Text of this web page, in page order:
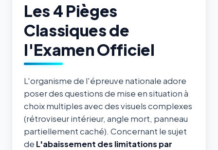
Les 4 Pièges
Classiques de
l'Examen Officiel
L'organisme de l'épreuve nationale adore
poser des questions de mise en situation à
choix multiples avec des visuels complexes
(rétroviseur intérieur, angle mort, panneau
partiellement caché). Concernant le sujet
de L'abaissement des limitations par